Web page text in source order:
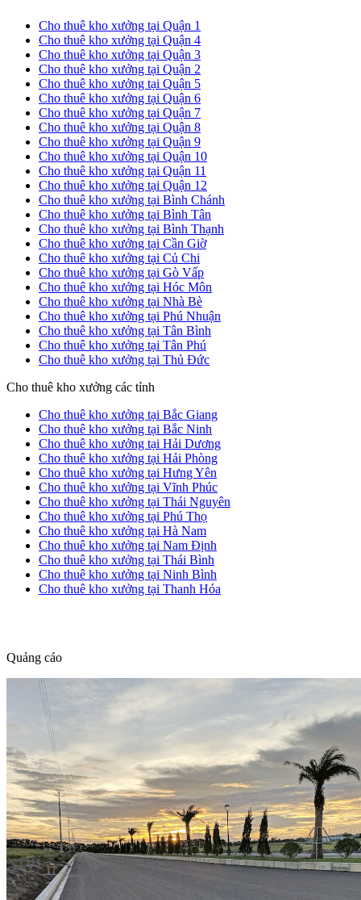
Cho thuê kho xưởng tại Quận 1
Cho thuê kho xưởng tại Quận 4
Cho thuê kho xưởng tại Quận 3
Cho thuê kho xưởng tại Quận 2
Cho thuê kho xưởng tại Quận 5
Cho thuê kho xưởng tại Quận 6
Cho thuê kho xưởng tại Quận 7
Cho thuê kho xưởng tại Quận 8
Cho thuê kho xưởng tại Quận 9
Cho thuê kho xưởng tại Quận 10
Cho thuê kho xưởng tại Quận 11
Cho thuê kho xưởng tại Quận 12
Cho thuê kho xưởng tại Bình Chánh
Cho thuê kho xưởng tại Bình Tân
Cho thuê kho xưởng tại Bình Thạnh
Cho thuê kho xưởng tại Cần Giờ
Cho thuê kho xưởng tại Củ Chi
Cho thuê kho xưởng tại Gò Vấp
Cho thuê kho xưởng tại Hóc Môn
Cho thuê kho xưởng tại Nhà Bè
Cho thuê kho xưởng tại Phú Nhuận
Cho thuê kho xưởng tại Tân Bình
Cho thuê kho xưởng tại Tân Phú
Cho thuê kho xưởng tại Thủ Đức
Cho thuê kho xưởng các tỉnh
Cho thuê kho xưởng tại Bắc Giang
Cho thuê kho xưởng tại Bắc Ninh
Cho thuê kho xưởng tại Hải Dương
Cho thuê kho xưởng tại Hải Phòng
Cho thuê kho xưởng tại Hưng Yên
Cho thuê kho xưởng tại Vĩnh Phúc
Cho thuê kho xưởng tại Thái Nguyên
Cho thuê kho xưởng tại Phú Thọ
Cho thuê kho xưởng tại Hà Nam
Cho thuê kho xưởng tại Nam Định
Cho thuê kho xưởng tại Thái Bình
Cho thuê kho xưởng tại Ninh Bình
Cho thuê kho xưởng tại Thanh Hóa
Quảng cáo